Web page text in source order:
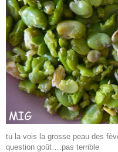
tu la vois la grosse peau des
question goût….pas terrible